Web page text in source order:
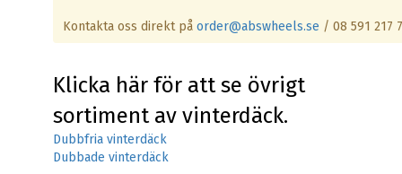
Kontakta oss direkt påorder@abswheels.se / 08 591 217
Klicka här för att se övrigt
sortiment av vinterdäck.
Dubbfria vinterdäck
Dubbade vinterdäck